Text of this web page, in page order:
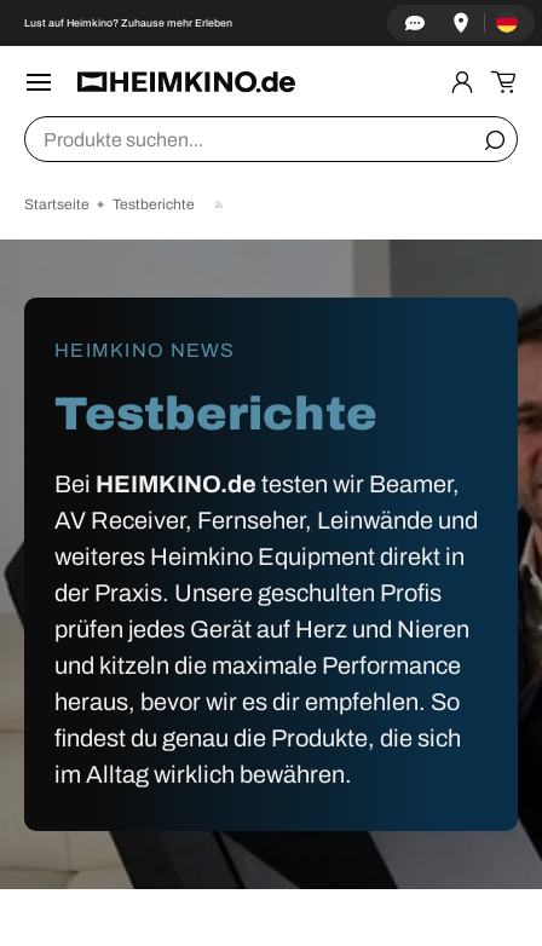
↵Zum Inhalt springen
↵Zum Menü springen
↵Fußzeile springen
↵Barrierefreiheits-Widget öffnen
DIREKT ZUM INHALT
Lust auf Heimkino? Zuhause mehr Erleben Land/
Suchen
Startseite Testberichte
HEIMKINO NEWS
Testberichte
Bei HEIMKINO.de testen wir Beamer,
AV Receiver, Fernseher, Leinwände und
weiteres Heimkino Equipment direkt in
der Praxis. Unsere geschulten Profis
prüfen jedes Gerät auf Herz und Nieren
und kitzeln die maximale Performance
heraus, bevor wir es dir empfehlen. So
findest du genau die Produkte, die sich
im Alltag wirklich bewähren.